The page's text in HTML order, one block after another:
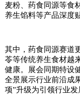
麦粉、药食同源等食
养生馅料等产品深度
其中，药食同源赛道
苓等传统养生食材越
健康。展会同期特设
全景展示行业前沿成
项”升级为引领行业发